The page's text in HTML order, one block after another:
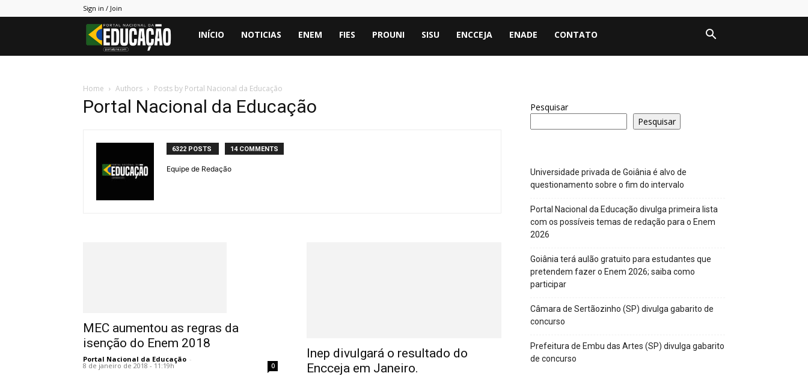
Sign in / Join
Portal
INÍCIO NOTICIAS ENEM FIES PROUNI SISU ENCCEJA ENADE CONTATO
Home Authors Posts by Portal Nacional da Educação
Portal Nacional da Educação
6322 POSTS 14 COMMENTS
Equipe de Redação
MEC aumentou as regras da
isenção do Enem 2018
Portal Nacional da Educação -
8 de janeiro de 2018 - 11:19h 0
Inep divulgará o resultado do
Encceja em Janeiro.
Pesquisar
Pesquisar
Universidade privada de Goiânia é alvo de
questionamento sobre o fim do intervalo
Portal Nacional da Educação divulga primeira lista
com os possíveis temas de redação para o Enem
2026
Goiânia terá aulão gratuito para estudantes que
pretendem fazer o Enem 2026; saiba como
participar
Câmara de Sertãozinho (SP) divulga gabarito de
concurso
Prefeitura de Embu das Artes (SP) divulga gabarito
de concurso